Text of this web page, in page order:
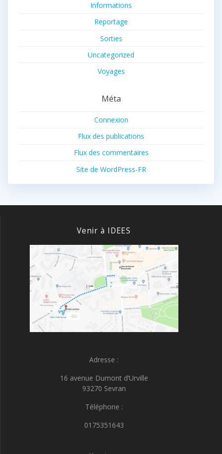
Informations
Reportage
Sorties
Uncategorized
Voyages
Méta
Connexion
Flux des publications
Flux des commentaires
Site de WordPress-FR
Venir à IDEES
Adresse :
16 avenue Dumont d’Urville
93270 Sevran
Téléphone :
0175351643